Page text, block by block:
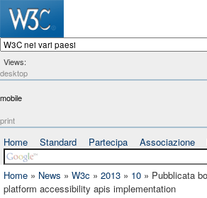
Views:
desktop
mobile
print
Home Standard Partecipa Associazione
Home » News » W3c » 2013 » 10 » Pubblicata
platform accessibility apis implementation